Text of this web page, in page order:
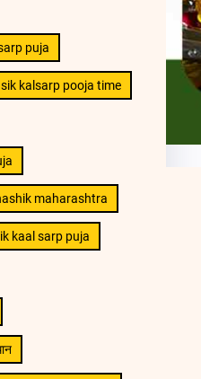
puja
kalsarp pooja time
maharashtra
kaal sarp puja